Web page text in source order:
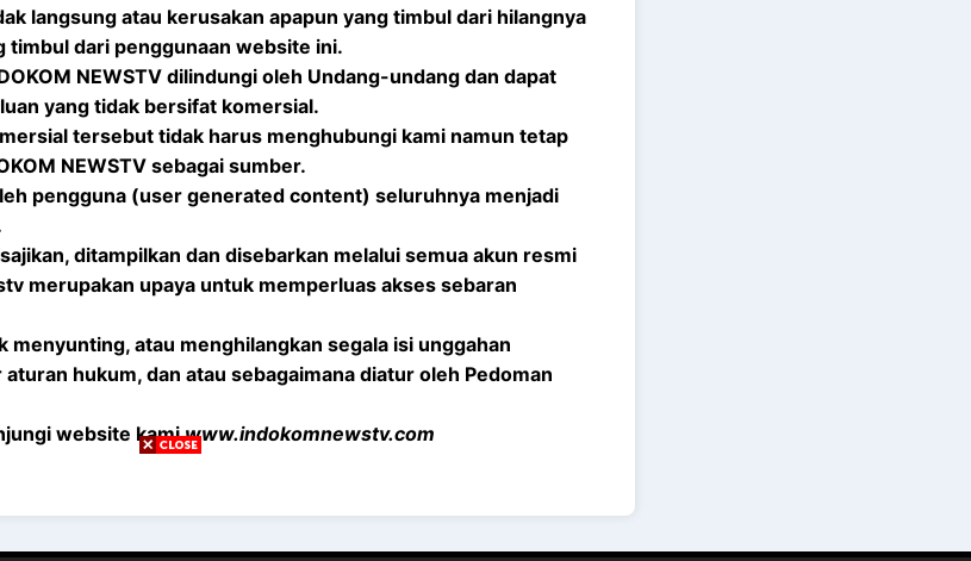
langsung atau kerusakan apapun yang timbul dari hilangnya
timbul dari penggunaan website ini.
NEWSTV dilindungi oleh Undang-undang dan dapat
yang tidak bersifat komersial.
tersebut tidak harus menghubungi kami namun tetap
NEWSTV sebagai sumber.
pengguna (user generated content) seluruhnya menjadi
ditampilkan dan disebarkan melalui semua akun resmi
merupakan upaya untuk memperluas akses sebaran
menyunting, atau menghilangkan segala isi unggahan
hukum, dan atau sebagaimana diatur oleh Pedoman
website kamiwww.indokomnewstv.com